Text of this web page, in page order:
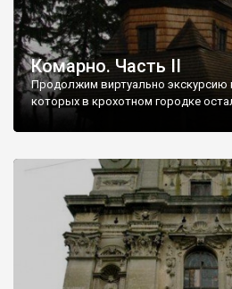
Комарно. Часть ІІ
Продолжим виртуально экскурсию
которых в крохотном городке